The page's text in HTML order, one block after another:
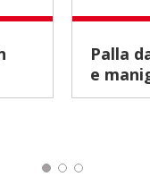
Palla da calcio con prese
e